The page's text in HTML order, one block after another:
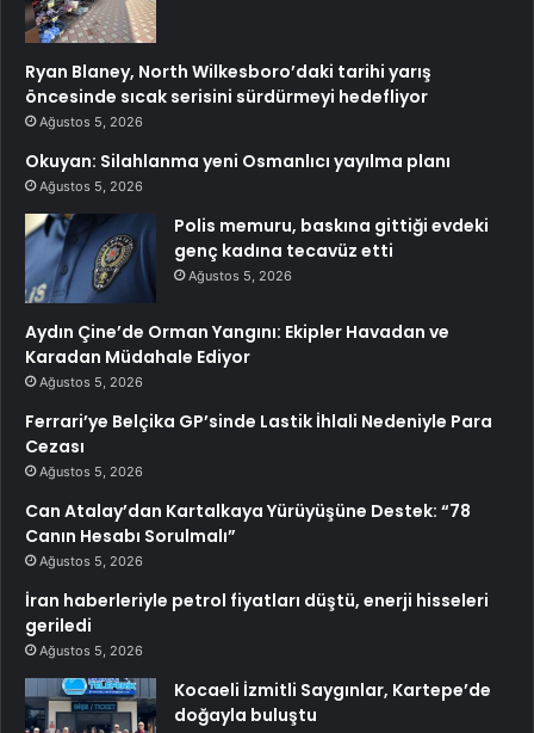
Ryan Blaney, North Wilkesboro’daki tarihi yarış
öncesinde sıcak serisini sürdürmeyi hedefliyor
Ağustos 5, 2026
Okuyan: Silahlanma yeni Osmanlıcı yayılma planı
Ağustos 5, 2026
Polis memuru, baskına gittiği evdeki
genç kadına tecavüz etti
Ağustos 5, 2026
Aydın Çine’de Orman Yangını: Ekipler Havadan ve
Karadan Müdahale Ediyor
Ağustos 5, 2026
Ferrari’ye Belçika GP’sinde Lastik İhlali Nedeniyle Para
Cezası
Ağustos 5, 2026
Can Atalay’dan Kartalkaya Yürüyüşüne Destek: “78
Canın Hesabı Sorulmalı”
Ağustos 5, 2026
İran haberleriyle petrol fiyatları düştü, enerji hisseleri
geriledi
Ağustos 5, 2026
Kocaeli İzmitli Saygınlar, Kartepe’de
doğayla buluştu